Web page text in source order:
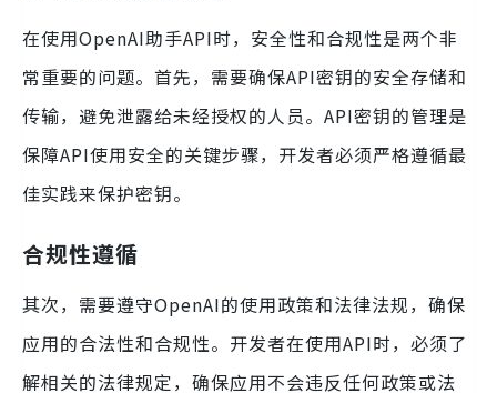
在使用OpenAI助手API时，安全性和合规性是两个非
常重要的问题。首先，需要确保API密钥的安全存储和
传输，避免泄露给未经授权的人员。API密钥的管理是
保障API使用安全的关键步骤，开发者必须严格遵循最
佳实践来保护密钥。
合规性遵循
其次，需要遵守OpenAI的使用政策和法律法规，确保
应用的合法性和合规性。开发者在使用API时，必须了
解相关的法律规定，确保应用不会违反任何政策或法